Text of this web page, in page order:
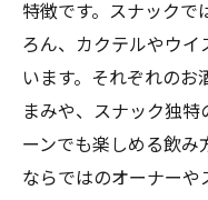
特徴です。スナックで
ろん、カクテルやウイ
います。それぞれのお
まみや、スナック独
ーンでも楽しめる飲み
ならではのオーナーや